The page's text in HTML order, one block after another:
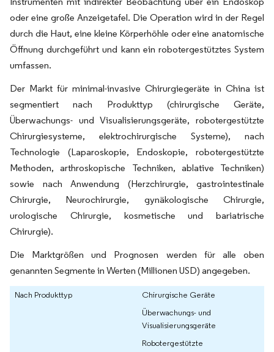
oder eine große Anzeigetafel. Die Operation wird in der Regel
durch die Haut, eine kleine Körperhöhle oder eine anatomische
Öffnung durchgeführt und kann ein robotergestütztes System
umfassen.
Der Markt für minimal-invasive Chirurgiegeräte in China ist
segmentiert nach Produkttyp (chirurgische Geräte,
Überwachungs- und Visualisierungsgeräte, robotergestützte
Chirurgiesysteme, elektrochirurgische Systeme), nach
Technologie (Laparoskopie, Endoskopie, robotergestützte
Methoden, arthroskopische Techniken, ablative Techniken)
sowie nach Anwendung (Herzchirurgie, gastrointestinale
Chirurgie, Neurochirurgie, gynäkologische Chirurgie,
urologische Chirurgie, kosmetische und bariatrische
Chirurgie).
Die Marktgrößen und Prognosen werden für alle oben
genannten Segmente in Werten (Millionen USD) angegeben.
Nach Produkttyp
Chirurgische Geräte
Überwachungs- und
Visualisierungsgeräte
Robotergestützte